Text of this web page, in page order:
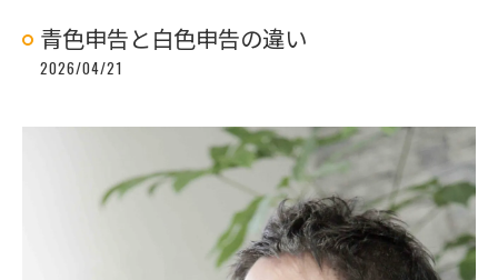
青色申告と白色申告の違い
2026/04/21